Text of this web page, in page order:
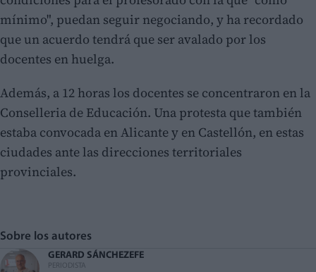
mínimo", puedan seguir negociando, y ha recordado
que un acuerdo tendrá que ser avalado por los
docentes en huelga.
Además, a 12 horas los docentes se concentraron en la
Conselleria de Educación. Una protesta que también
estaba convocada en Alicante y en Castellón, en estas
ciudades ante las direcciones territoriales
provinciales.
Sobre los autores
GERARD SÁNCHEZ
PERIODISTA
EFE